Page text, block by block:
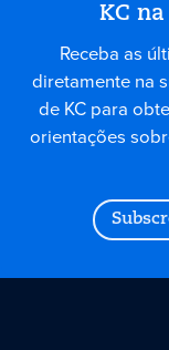
KC
Receba as
diretamente na
de KC para
orientações